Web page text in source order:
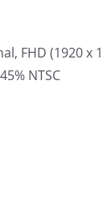
FHD (1920 x
NTSC